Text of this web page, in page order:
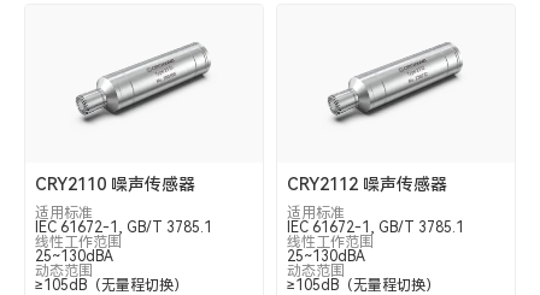
CRY2110 噪声传感器
适用标准
IEC 61672-1, GB/T 3785.1
线性工作范围
25~130dBA
动态范围
≥105dB（无量程切换）
CRY2112 噪声传感器
适用标准
IEC 61672-1, GB/T 3785.1
线性工作范围
25~130dBA
动态范围
≥105dB（无量程切换）